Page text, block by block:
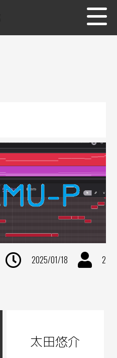
2025/01/18 2
太田悠介